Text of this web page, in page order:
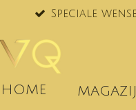
Speciale
HOME